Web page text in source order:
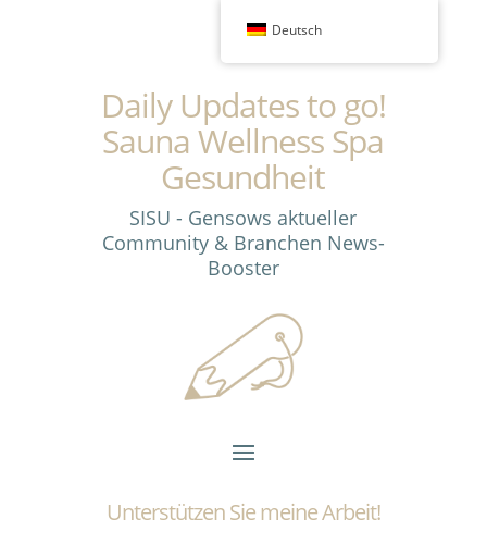
Daily Updates to go!
Sauna Wellness Spa
Gesundheit
SISU - Gensows aktueller
Community & Branchen News-
Booster
Unterstützen Sie meine Arbeit!
Deutsch